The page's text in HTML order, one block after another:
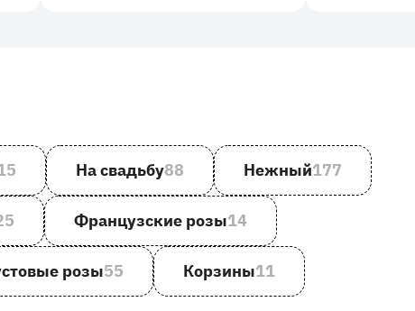
На свадьбу88 Нежный177
Французские розы14
розы55 Корзины11